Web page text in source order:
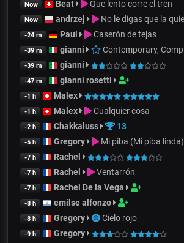
Now Beat Que lento corre el tren
Now andrzej No le digas que la
-24 m Paul Caserón de tejas
-39 m gianni Contemporary,
-39 m gianni
-47 m gianni rosetti
-1 h Malex
-1 h Malex Cualquier cosa
-2 h Chakkaluss 13
-5 h Gregory Mi piba (Mi piba linda)
-7 h Rachel
-7 h Rachel Ventarrón
-7 h Rachel De la Vega
-8 h emilse alfonzo
-8 h Gregory Cielo rojo
-9 h Gregory